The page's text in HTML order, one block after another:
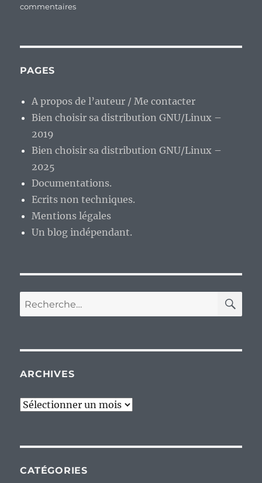
commentairessur
d’une
licence
mini-
au
titre
?
PAGES
A propos de l’auteur / Me contacter
Bien choisir sa distribution GNU/Linux –
2019
Bien choisir sa distribution GNU/Linux –
2025
Documentations.
Ecrits non techniques.
Mentions légales
Un blog indépendant.
Recherche
pour :
ARCHIVES
Archives
CATÉGORIES